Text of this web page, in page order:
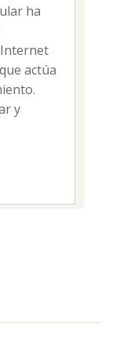
ha
Internet
actúa
y